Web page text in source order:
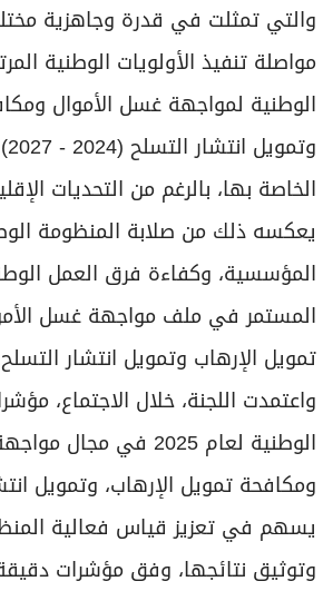
والتي تمثلت في قدرة وجاهزية
مواصلة تنفيذ الأولويات الوطنية
الوطنية لمواجهة غسل الأموال
الخاصة بها، بالرغم من التحديات
يعكسه ذلك من صلابة المنظومة
المؤسسية، وكفاءة فرق العمل
المستمر في ملف مواجهة غسل
تمويل الإرهاب وتمويل انتشار التسلح.
واعتمدت اللجنة، خلال الاجتماع،
الوطنية لعام 2025 في
ومكافحة تمويل الإرهاب، وتمويل
يسهم في تعزيز قياس فعالية
وتوثيق نتائجها، وفق مؤشرات